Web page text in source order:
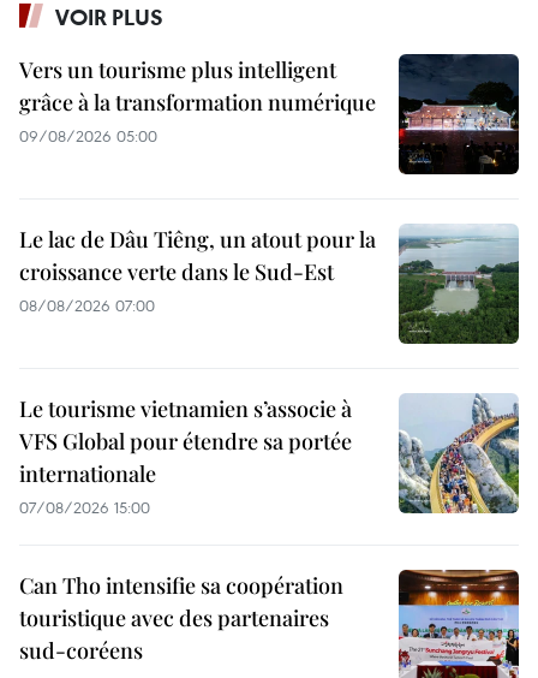
VOIR PLUS
Vers un tourisme plus intelligent
grâce à la transformation numérique
09/08/2026 05:00
Le lac de Dâu Tiêng, un atout pour la
croissance verte dans le Sud-Est
08/08/2026 07:00
Le tourisme vietnamien s’associe à
VFS Global pour étendre sa portée
internationale
07/08/2026 15:00
Can Tho intensifie sa coopération
touristique avec des partenaires
sud-coréens